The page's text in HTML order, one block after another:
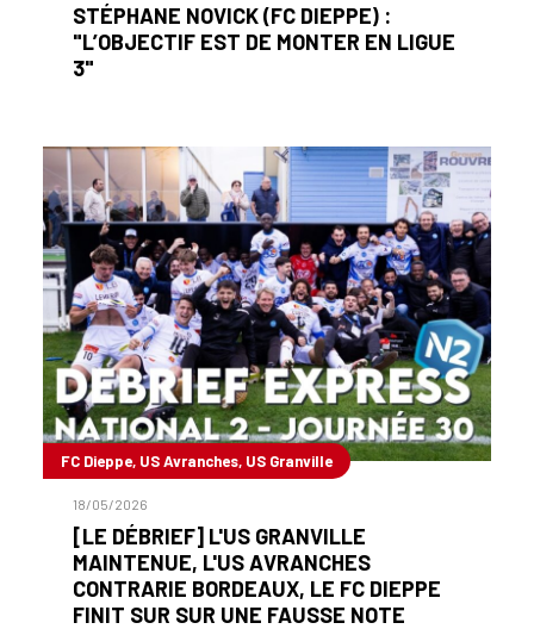
STÉPHANE NOVICK (FC DIEPPE) :
"L’OBJECTIF EST DE MONTER EN LIGUE
3"
FC Dieppe, US Avranches, US Granville
18/05/2026
[LE DÉBRIEF] L'US GRANVILLE
MAINTENUE, L'US AVRANCHES
CONTRARIE BORDEAUX, LE FC DIEPPE
FINIT SUR SUR UNE FAUSSE NOTE